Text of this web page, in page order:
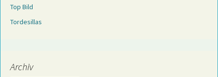
Top Bild
Tordesillas
Archiv